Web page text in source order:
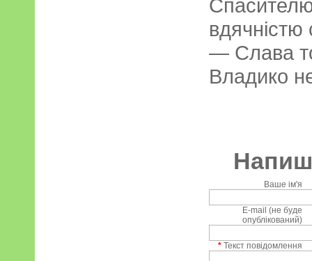
Спасителю
вдячністю
— Слава
Владико
Ваше ім'я
E-mail (не буде
опублікований)
* Текст повідомлення